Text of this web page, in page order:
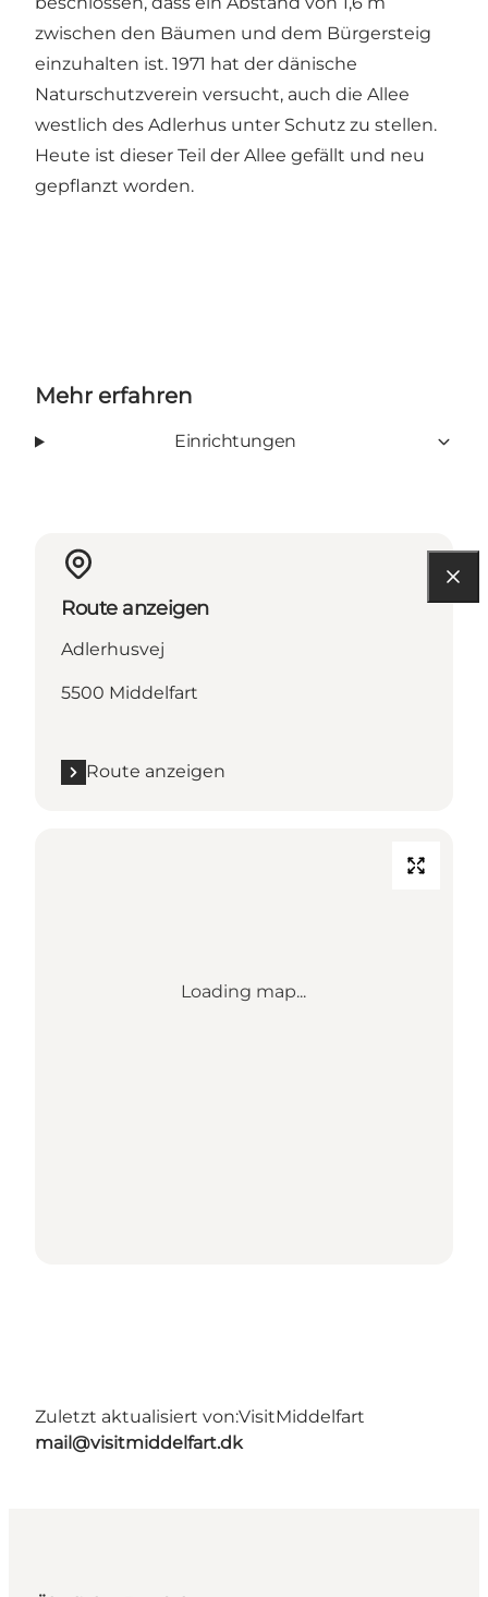
zwischen den Bäumen und dem Bürgersteig
einzuhalten ist. 1971 hat der dänische
Naturschutzverein versucht, auch die Allee
westlich des Adlerhus unter Schutz zu stellen.
Heute ist dieser Teil der Allee gefällt und neu
gepflanzt worden.
Mehr erfahren
Einrichtungen
Route anzeigen
Adlerhusvej
5500 Middelfart
Route anzeigen
Loading map...
Zuletzt aktualisiert von:VisitMiddelfart
mail@visitmiddelfart.dk